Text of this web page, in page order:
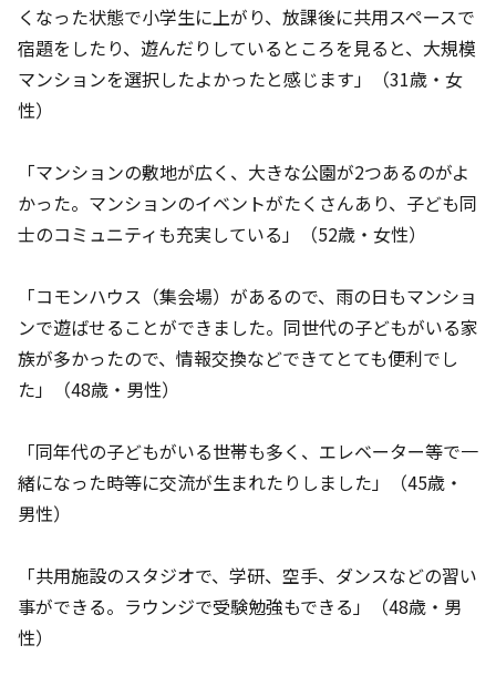
くなった状態で小学生に上がり、放課後に共用スペースで
宿題をしたり、遊んだりしているところを見ると、大規模
マンションを選択したよかったと感じます」（31歳・女
性）
「マンションの敷地が広く、大きな公園が2つあるのがよ
かった。マンションのイベントがたくさんあり、子ども同
士のコミュニティも充実している」（52歳・女性）
「コモンハウス（集会場）があるので、雨の日もマンショ
ンで遊ばせることができました。同世代の子どもがいる家
族が多かったので、情報交換などできてとても便利でし
た」（48歳・男性）
「同年代の子どもがいる世帯も多く、エレベーター等で一
緒になった時等に交流が生まれたりしました」（45歳・
男性）
「共用施設のスタジオで、学研、空手、ダンスなどの習い
事ができる。ラウンジで受験勉強もできる」（48歳・男
性）